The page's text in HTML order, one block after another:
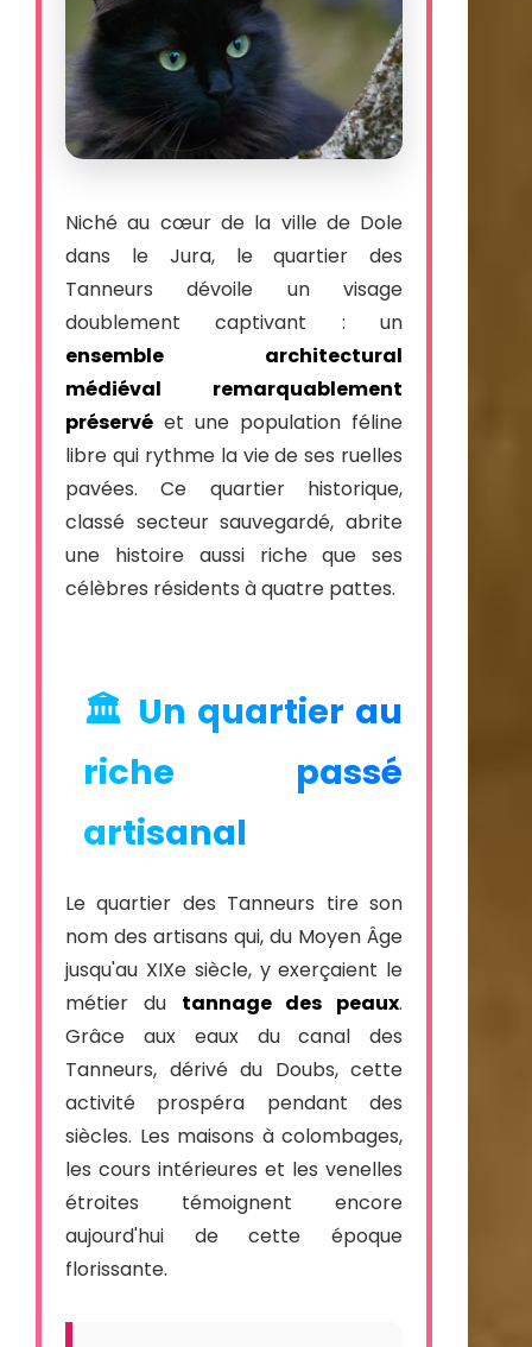
Niché au cœur de la ville de Dole
dans le Jura, le quartier des
Tanneurs dévoile un visage
doublement captivant : un
ensemble architectural
médiéval remarquablement
préservé et une population féline
libre qui rythme la vie de ses ruelles
pavées. Ce quartier historique,
classé secteur sauvegardé, abrite
une histoire aussi riche que ses
célèbres résidents à quatre pattes.
🏛️ Un quartier au
riche passé
artisanal
Le quartier des Tanneurs tire son
nom des artisans qui, du Moyen Âge
jusqu'au XIXe siècle, y exerçaient le
métier du tannage des peaux.
Grâce aux eaux du canal des
Tanneurs, dérivé du Doubs, cette
activité prospéra pendant des
siècles. Les maisons à colombages,
les cours intérieures et les venelles
étroites témoignent encore
aujourd'hui de cette époque
florissante.